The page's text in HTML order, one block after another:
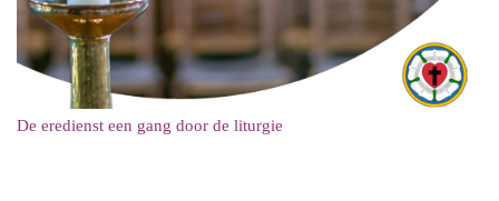
De eredienst een gang door de liturgie